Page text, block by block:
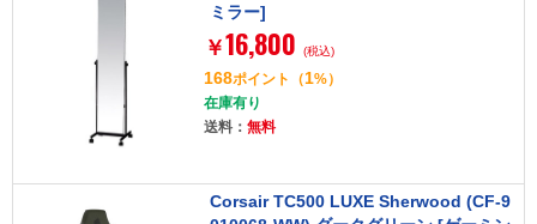
ミラー]
￥16,800 (税込)
168ポイント （1%）
在庫有り
送料： 無料
Corsair TC500 LUXE Sherwood (CF-9